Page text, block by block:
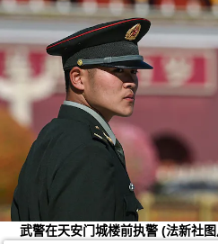
武警在天安门城楼前执警(法新社